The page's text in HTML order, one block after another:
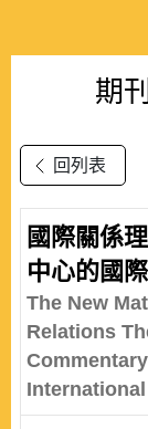
期
回列表
國際關係
中心的國
The New
Relations